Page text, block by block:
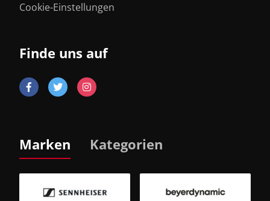
Cookie-Einstellungen
Finde uns auf
Marken Kategorien